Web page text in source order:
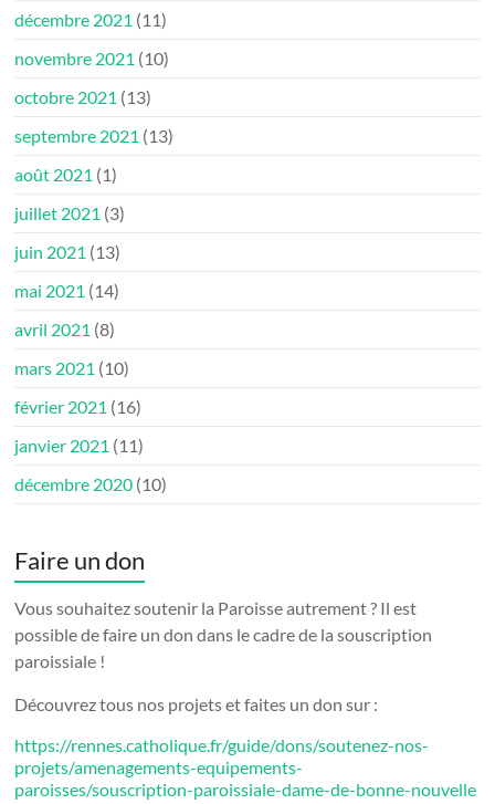
décembre 2021 (11)
novembre 2021 (10)
octobre 2021 (13)
septembre 2021 (13)
août 2021 (1)
juillet 2021 (3)
juin 2021 (13)
mai 2021 (14)
avril 2021 (8)
mars 2021 (10)
février 2021 (16)
janvier 2021 (11)
décembre 2020 (10)
Faire un don
Vous souhaitez soutenir la Paroisse autrement ? Il est
possible de faire un don dans le cadre de la souscription
paroissiale !
Découvrez tous nos projets et faites un don sur :
https://rennes.catholique.fr/guide/dons/soutenez-nos-
projets/amenagements-equipements-
paroisses/souscription-paroissiale-dame-de-bonne-nouvelle